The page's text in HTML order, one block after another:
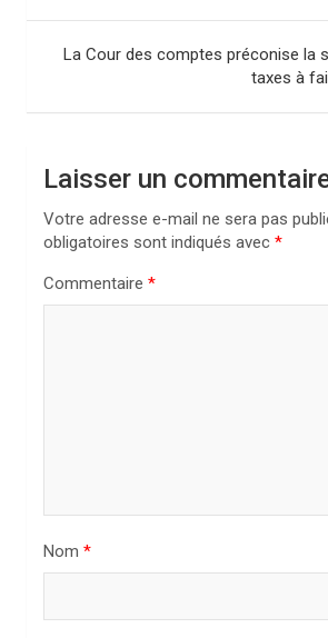
v
a
La Cour des comptes préconise la
taxes à
Laisser un
Votre adresse e-mail ne sera pas
obligatoires sont indiqués avec *
Commentaire *
Nom *